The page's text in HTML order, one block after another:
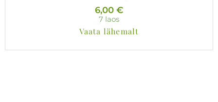
6,00 €
7 laos
Vaata lähemalt